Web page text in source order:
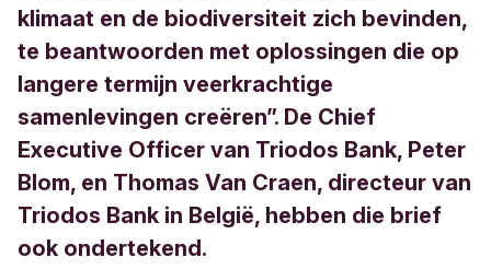
klimaat en de biodiversiteit zich bevinden,
te beantwoorden met oplossingen die op
langere termijn veerkrachtige
samenlevingen creëren”. De Chief
Executive Officer van Triodos Bank, Peter
Blom, en Thomas Van Craen, directeur van
Triodos Bank in België, hebben die brief
ook ondertekend.